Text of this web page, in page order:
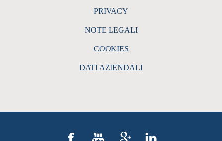
PRIVACY
NOTE LEGALI
COOKIES
DATI AZIENDALI